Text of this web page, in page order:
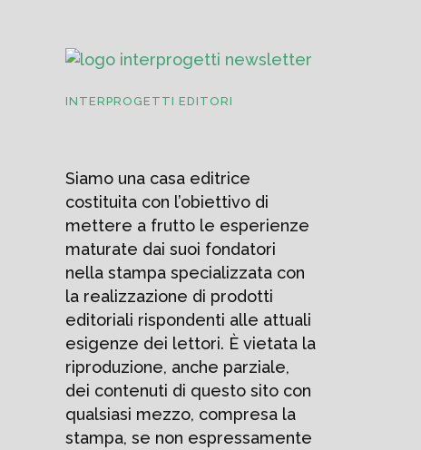
INTERPROGETTI EDITORI
Siamo una casa editrice
costituita con l’obiettivo di
mettere a frutto le esperienze
maturate dai suoi fondatori
nella stampa specializzata con
la realizzazione di prodotti
editoriali rispondenti alle attuali
esigenze dei lettori. È vietata la
riproduzione, anche parziale,
dei contenuti di questo sito con
qualsiasi mezzo, compresa la
stampa, se non espressamente